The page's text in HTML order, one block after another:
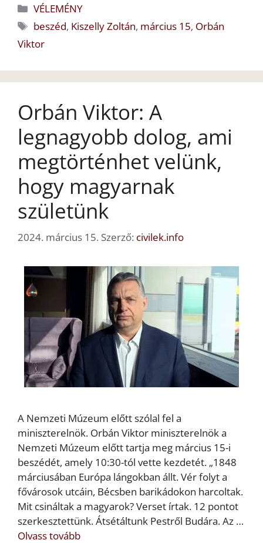
Kategória
VÉLEMÉNY
Címkék
beszéd, Kiszelly Zoltán, március 15, Orbán
Viktor
Orbán Viktor: A
legnagyobb dolog, ami
megtörténhet velünk,
hogy magyarnak
születünk
2024. március 15. Szerző: civilek.info
A Nemzeti Múzeum előtt szólal fel a
miniszterelnök. Orbán Viktor miniszterelnök a
Nemzeti Múzeum előtt tartja meg március 15-i
beszédét, amely 10:30-tól vette kezdetét. „1848
márciusában Európa lángokban állt. Vér folyt a
fővárosok utcáin, Bécsben barikádokon harcoltak.
Mit csináltak a magyarok? Verset írtak. 12 pontot
szerkesztettünk. Átsétáltunk Pestről Budára. Az …
Olvass tovább